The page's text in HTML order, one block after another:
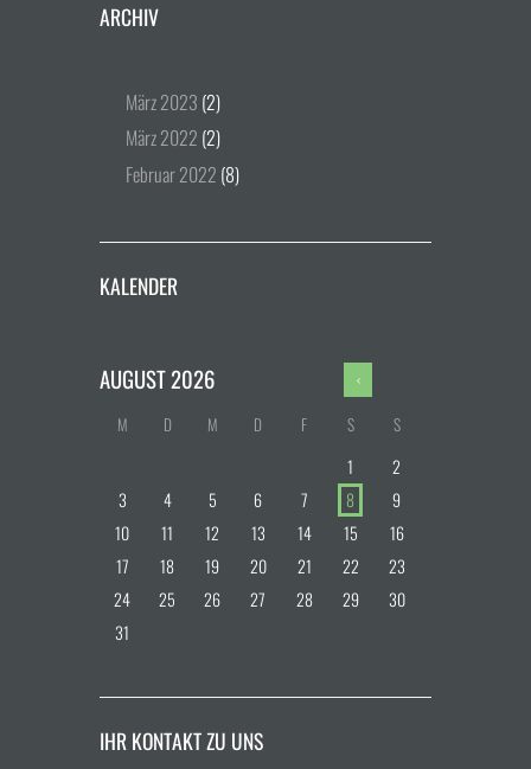
ARCHIV
März2023 (2)
März2022 (2)
Februar2022 (8)
KALENDER
AUGUST2026
M D M D F S S
1
2
3
4 5 6 7 8
9
10
11 12 13 14 15
16
17
18 19 20 21 22
23
24
25 26 27 28 29
30
31
IHR KONTAKT ZU UNS